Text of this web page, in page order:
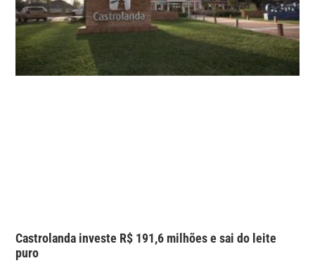
Castrolanda investe R$ 191,6 milhões e sai do leite
puro